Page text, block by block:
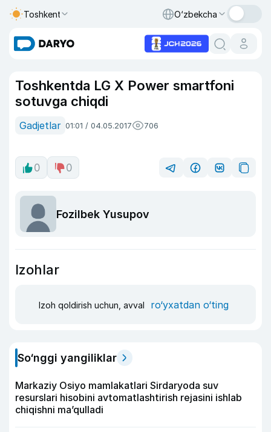
Toshkent O‘zbekcha
Toshkentda LG X Power smartfoni
sotuvga chiqdi
Gadjetlar 01:01 / 04.05.2017 706
0 0
Fozilbek Yusupov
Izohlar
Izoh qoldirish uchun, avval ro‘yxatdan o‘ting
So‘nggi yangiliklar
Markaziy Osiyo mamlakatlari Sirdaryoda suv
resurslari hisobini avtomatlashtirish rejasini ishlab
chiqishni ma’qulladi